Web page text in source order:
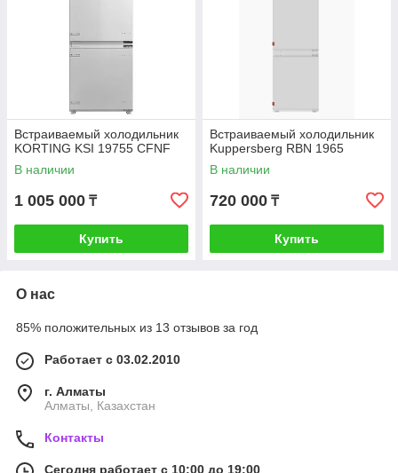
Встраиваемый холодильник
KORTING KSI 19755 CFNF
В наличии
1 005 000 ₸
Купить
Встраиваемый холодильник
Kuppersberg RBN 1965
В наличии
720 000 ₸
Купить
О нас
85% положительных из 13 отзывов за год
Работает с 03.02.2010
г. Алматы
Алматы, Казахстан
Контакты
Сегодня работает с 10:00 до 19:00